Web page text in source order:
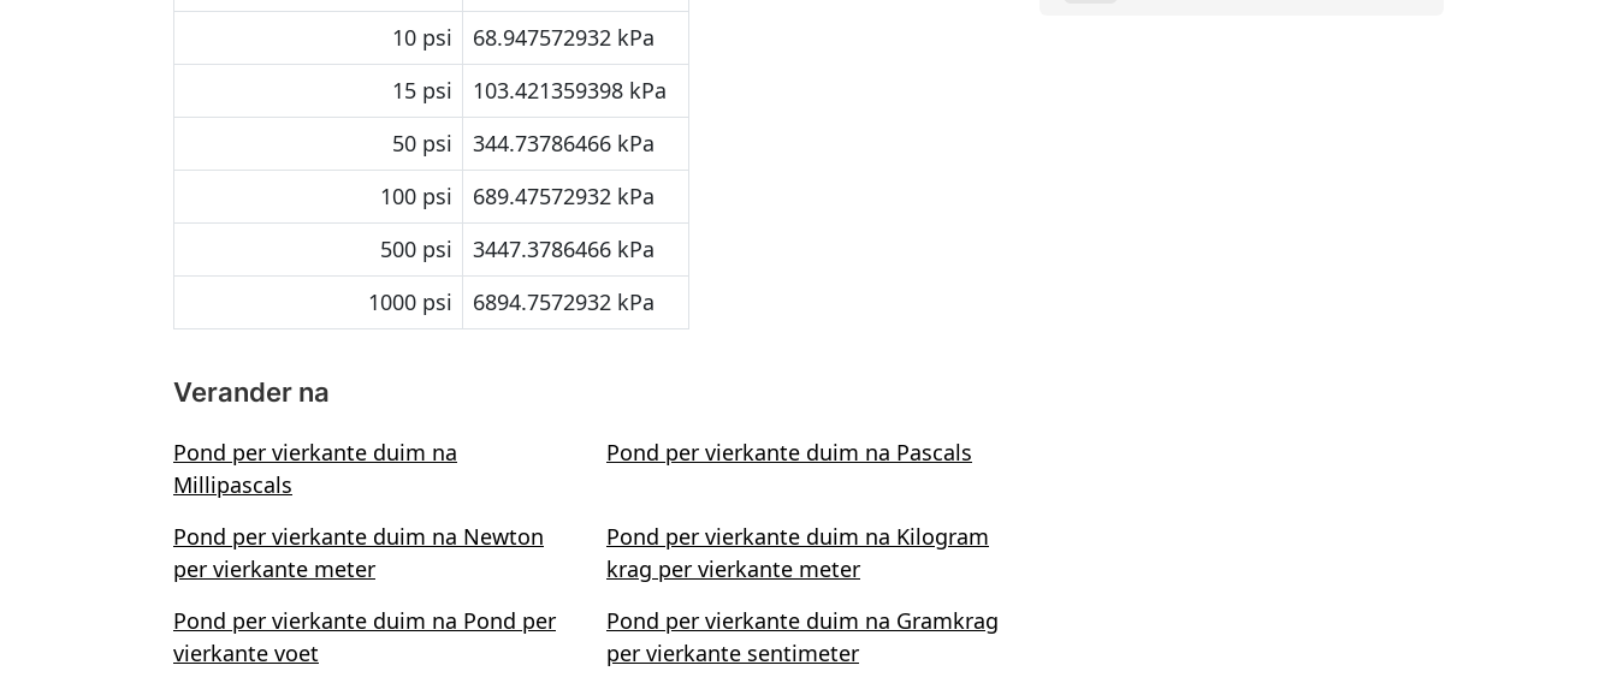
10 psi
68.947572932 kPa
15 psi
103.421359398 kPa
50 psi
344.73786466 kPa
100 psi
689.47572932 kPa
500 psi
3447.3786466 kPa
1000 psi
6894.7572932 kPa
Verander na
Pond per vierkante duim na
Millipascals
Pond per vierkante duim na Pascals
Pond per vierkante duim na Newton
per vierkante meter
Pond per vierkante duim na Kilogram
krag per vierkante meter
Pond per vierkante duim na Pond per
vierkante voet
Pond per vierkante duim na Gramkrag
per vierkante sentimeter